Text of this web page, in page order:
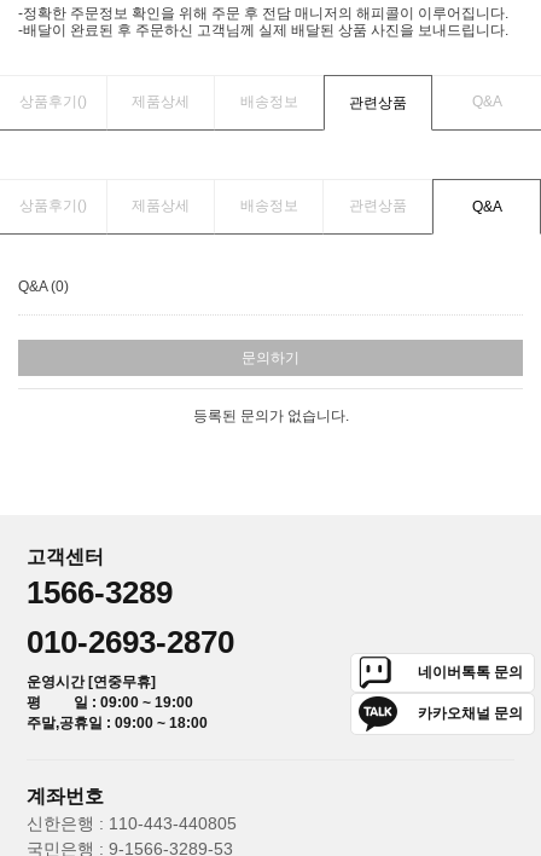
-정확한 주문정보 확인을 위해 주문 후 전담 매니저의 해피콜이 이루어집니다.
-배달이 완료된 후 주문하신 고객님께 실제 배달된 상품 사진을 보내드립니다.
상품후기() 제품상세 배송정보 관련상품 Q&A
상품후기() 제품상세 배송정보 관련상품 Q&A
Q&A (0)
문의하기
등록된 문의가 없습니다.
고객센터
1566-3289
010-2693-2870
운영시간 [연중무휴]
평 일 : 09:00 ~ 19:00
주말,공휴일 : 09:00 ~ 18:00
네이버톡톡 문의
카카오채널 문의
계좌번호
신한은행 : 110-443-440805
국민은행 : 9-1566-3289-53